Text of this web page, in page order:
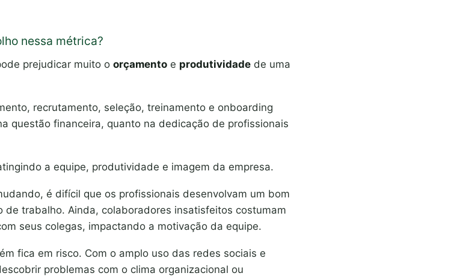
nessa métrica?
prejudicar muito o orçamento e produtividade de uma
recrutamento, seleção, treinamento e onboarding
questão financeira, quanto na dedicação de profissionais
a equipe, produtividade e imagem da empresa.
é difícil que os profissionais desenvolvam um bom
de trabalho. Ainda, colaboradores insatisfeitos costumam
seus colegas, impactando a motivação da equipe.
fica em risco. Com o amplo uso das redes sociais e
problemas com o clima organizacional ou